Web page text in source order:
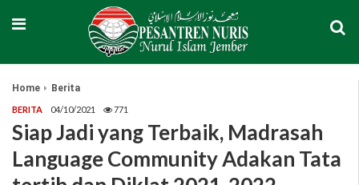
Home Berita
BERITA 04/10/2021 771
Siap Jadi yang Terbaik, Madrasah
Language Community Adakan Tata